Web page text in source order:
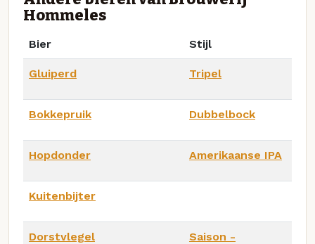
Hommeles
Bier Stijl
Gluiperd Tripel
Bokkepruik Dubbelbock
Hopdonder Amerikaanse IPA
Kuitenbijter
Dorstvlegel
Saison -